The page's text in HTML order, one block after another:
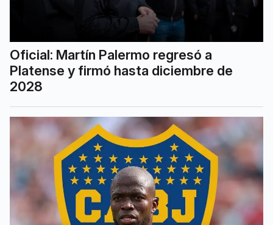
Oficial: Martín Palermo regresó a
Platense y firmó hasta diciembre de
2028